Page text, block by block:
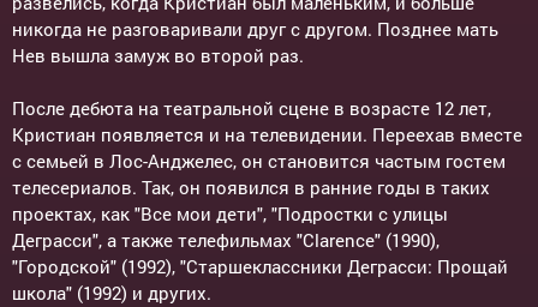
никогда не разговаривали друг с другом. Позднее мать
Нев вышла замуж во второй раз.
После дебюта на театральной сцене в возрасте 12 лет,
Кристиан появляется и на телевидении. Переехав вместе
с семьей в Лос-Анджелес, он становится частым гостем
телесериалов. Так, он появился в ранние годы в таких
проектах, как "Все мои дети", "Подростки с улицы
Деграсси", а также телефильмах "Clarence" (1990),
"Городской" (1992), "Старшеклассники Деграсси: Прощай
школа" (1992) и других.